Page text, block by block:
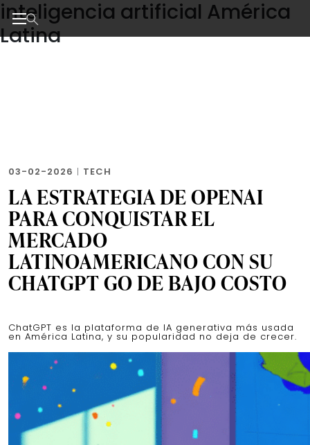
Skip
to
the
Noticias de negocios, innovación, tecnología y
inteligencia artificial América
Latina
03-02-2026 | TECH
LA ESTRATEGIA DE OPENAI
PARA CONQUISTAR EL
MERCADO
LATINOAMERICANO CON SU
CHATGPT GO DE BAJO COSTO
ChatGPT es la plataforma de IA generativa más usada
en América Latina, y su popularidad no deja de crecer.